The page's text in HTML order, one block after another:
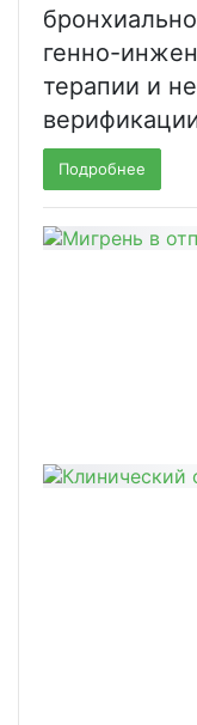
генно-
терапии и
Подробнее